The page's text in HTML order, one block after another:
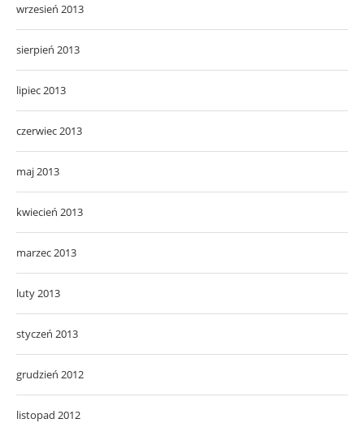
wrzesień 2013
sierpień 2013
lipiec 2013
czerwiec 2013
maj 2013
kwiecień 2013
marzec 2013
luty 2013
styczeń 2013
grudzień 2012
listopad 2012